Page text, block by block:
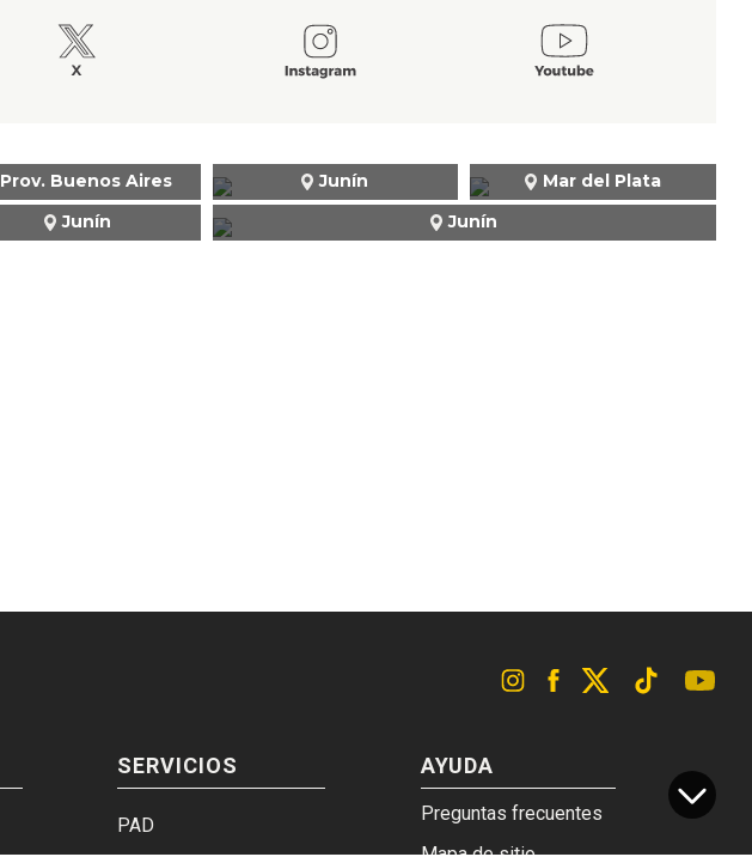
Prov. Buenos Aires Junín
Mar del Plata
Junín Junín
SERVICIOS
PAD
AYUDA
Preguntas frecuentes